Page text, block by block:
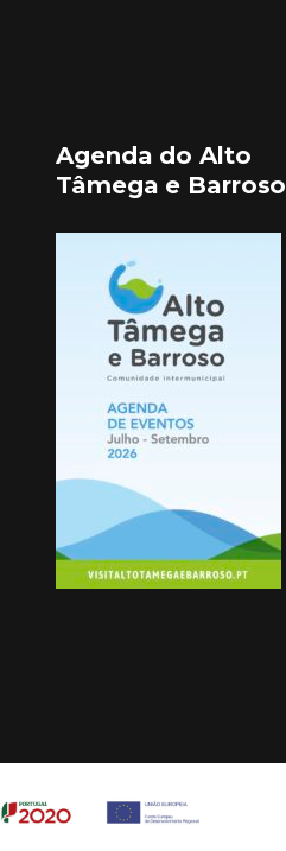
Agenda do Alto
Tâmega e Barroso